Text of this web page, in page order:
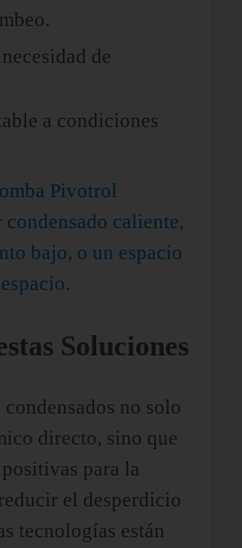
de
a condiciones
Pivotrol
condensado caliente,
bajo, o un espacio
Soluciones
no solo
directo, sino que
para la
el desperdicio
tecnologías están